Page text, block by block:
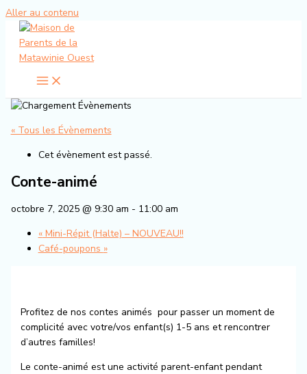
Aller au contenu
« Tous les Évènements
Cet évènement est passé.
Conte-animé
octobre 7, 2025 @ 9:30 am - 11:00 am
«Mini-Répit (Halte) – NOUVEAU!!
Café-poupons »
Profitez de nos contes animés pour passer un moment de
complicité avec votre/vos enfant(s) 1-5 ans et rencontrer
d’autres familles!
Le conte-animé est une activité parent-enfant pendant